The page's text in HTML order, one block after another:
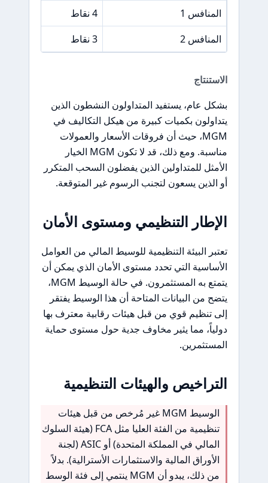
المنافس 1
4 نقاط
المنافس 2
3 نقاط
الاستنتاج
بشكل عام، يستفيد المتداولون النشطون الذين
يتداولون بكميات كبيرة من هيكل التكاليف في
MGM، حيث أن فروقات الأسعار والعمولات
مناسبة. ومع ذلك، قد لا تكون MGM الخيار
الأمثل للمتداولين الذين يفضلون السحب المتكرر
أو الذين يسعون لتجنب الرسوم غير المتوقعة.
الإطار التنظيمي ومستوى الأمان
تعتبر البيئة التنظيمية للوسيط المالي من العوامل
الأساسية التي تحدد مستوى الأمان الذي يمكن أن
يتمتع به المستثمرون. في حالة الوسيط MGM،
يتضح من البيانات المتاحة أن هذا الوسيط يفتقر
إلى تنظيم قوي من قبل هيئات رقابية معترف بها
دولياً، مما يثير مخاوف جدية حول مستوى حماية
المستثمرين.
التراخيص والهيئات التنظيمية
الوسيط MGM غير مُرخص من قبل هيئات
تنظيمية من الفئة العليا مثل FCA (هيئة السلوك
المالي في المملكة المتحدة) أو ASIC (لجنة
الأوراق المالية والاستثمارات الأسترالية). بدلاً
من ذلك، يبدو أن MGM ينتمي إلى فئة الوسط